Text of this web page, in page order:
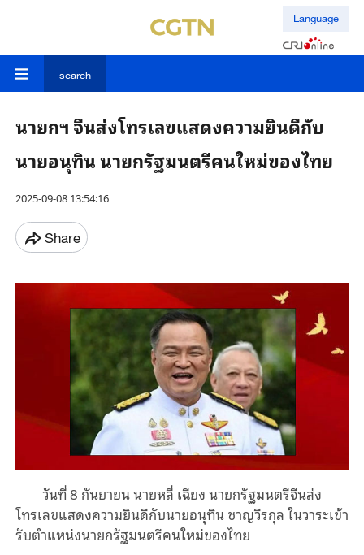
Language
search
นายกฯ จีนส่งโทรเลขแสดงความยินดีกับ
นายอนุทิน นายกรัฐมนตรีคนใหม่ของไทย
2025-09-08 13:54:16
Share
วันที่ 8 กันยายน นายหลี่ เฉียง นายกรัฐมนตรีจีนส่ง
โทรเลขแสดงความยินดีกับนายอนุทิน ชาญวีรกุล ในวาระเข้า
รับตำแหน่งนายกรัฐมนตรีคนใหม่ของไทย